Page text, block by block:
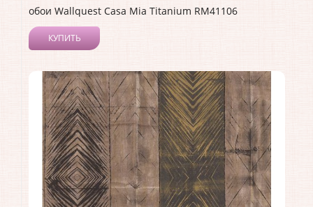
обои Wallquest Casa Mia Titanium RM41106
КУПИТЬ
Коллекция:Casa Mia Titanium
Длина рулона:10
Ширина рулона:0.52
Материал покрытия:Акриловое
Страна:США
Материал основы: Бумага
Раппорт:<>